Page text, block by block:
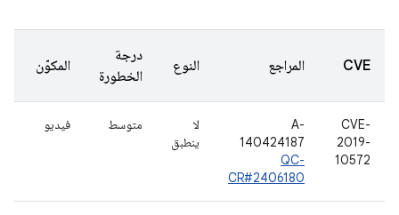
CVE المراجع النوع
درجة
الخطورة
المكوّن
CVE-
2019-
10572
A-
140424187
QC-
CR#2406180
لا
ينطبق
متوسط فيديو